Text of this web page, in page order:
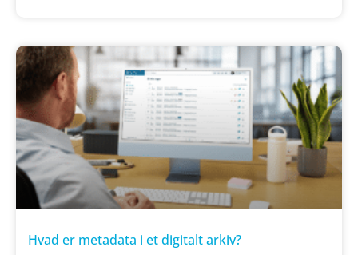
Hvad er metadata i et digitalt arkiv?